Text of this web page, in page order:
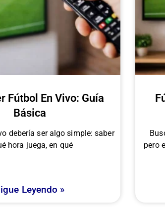
Fútbol En Vivo: Guía
Básica
debería ser algo simple: saber
hora juega, en qué
Leyendo »
pero